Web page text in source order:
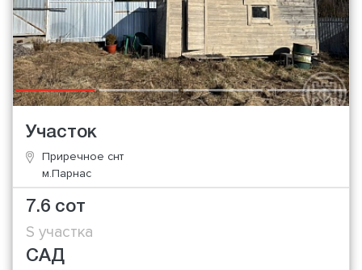
Участок
Приречное снт
м.Парнас
7.6 сот
S участка
САД